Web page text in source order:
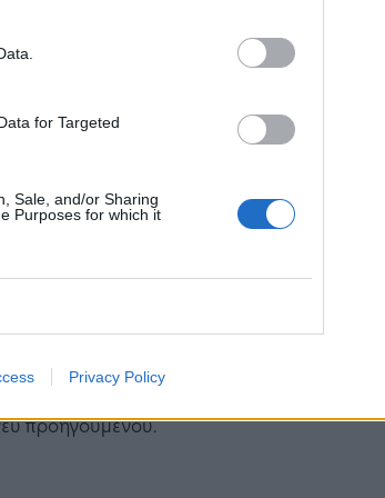
for Targeted
Sale, and/or Sharing
Purposes for which it
Privacy Policy
μέσω
Μάρτιο και
βαρελιών την
χώρες μέλη του
τη
βαρελιών,
προηγουμένου.